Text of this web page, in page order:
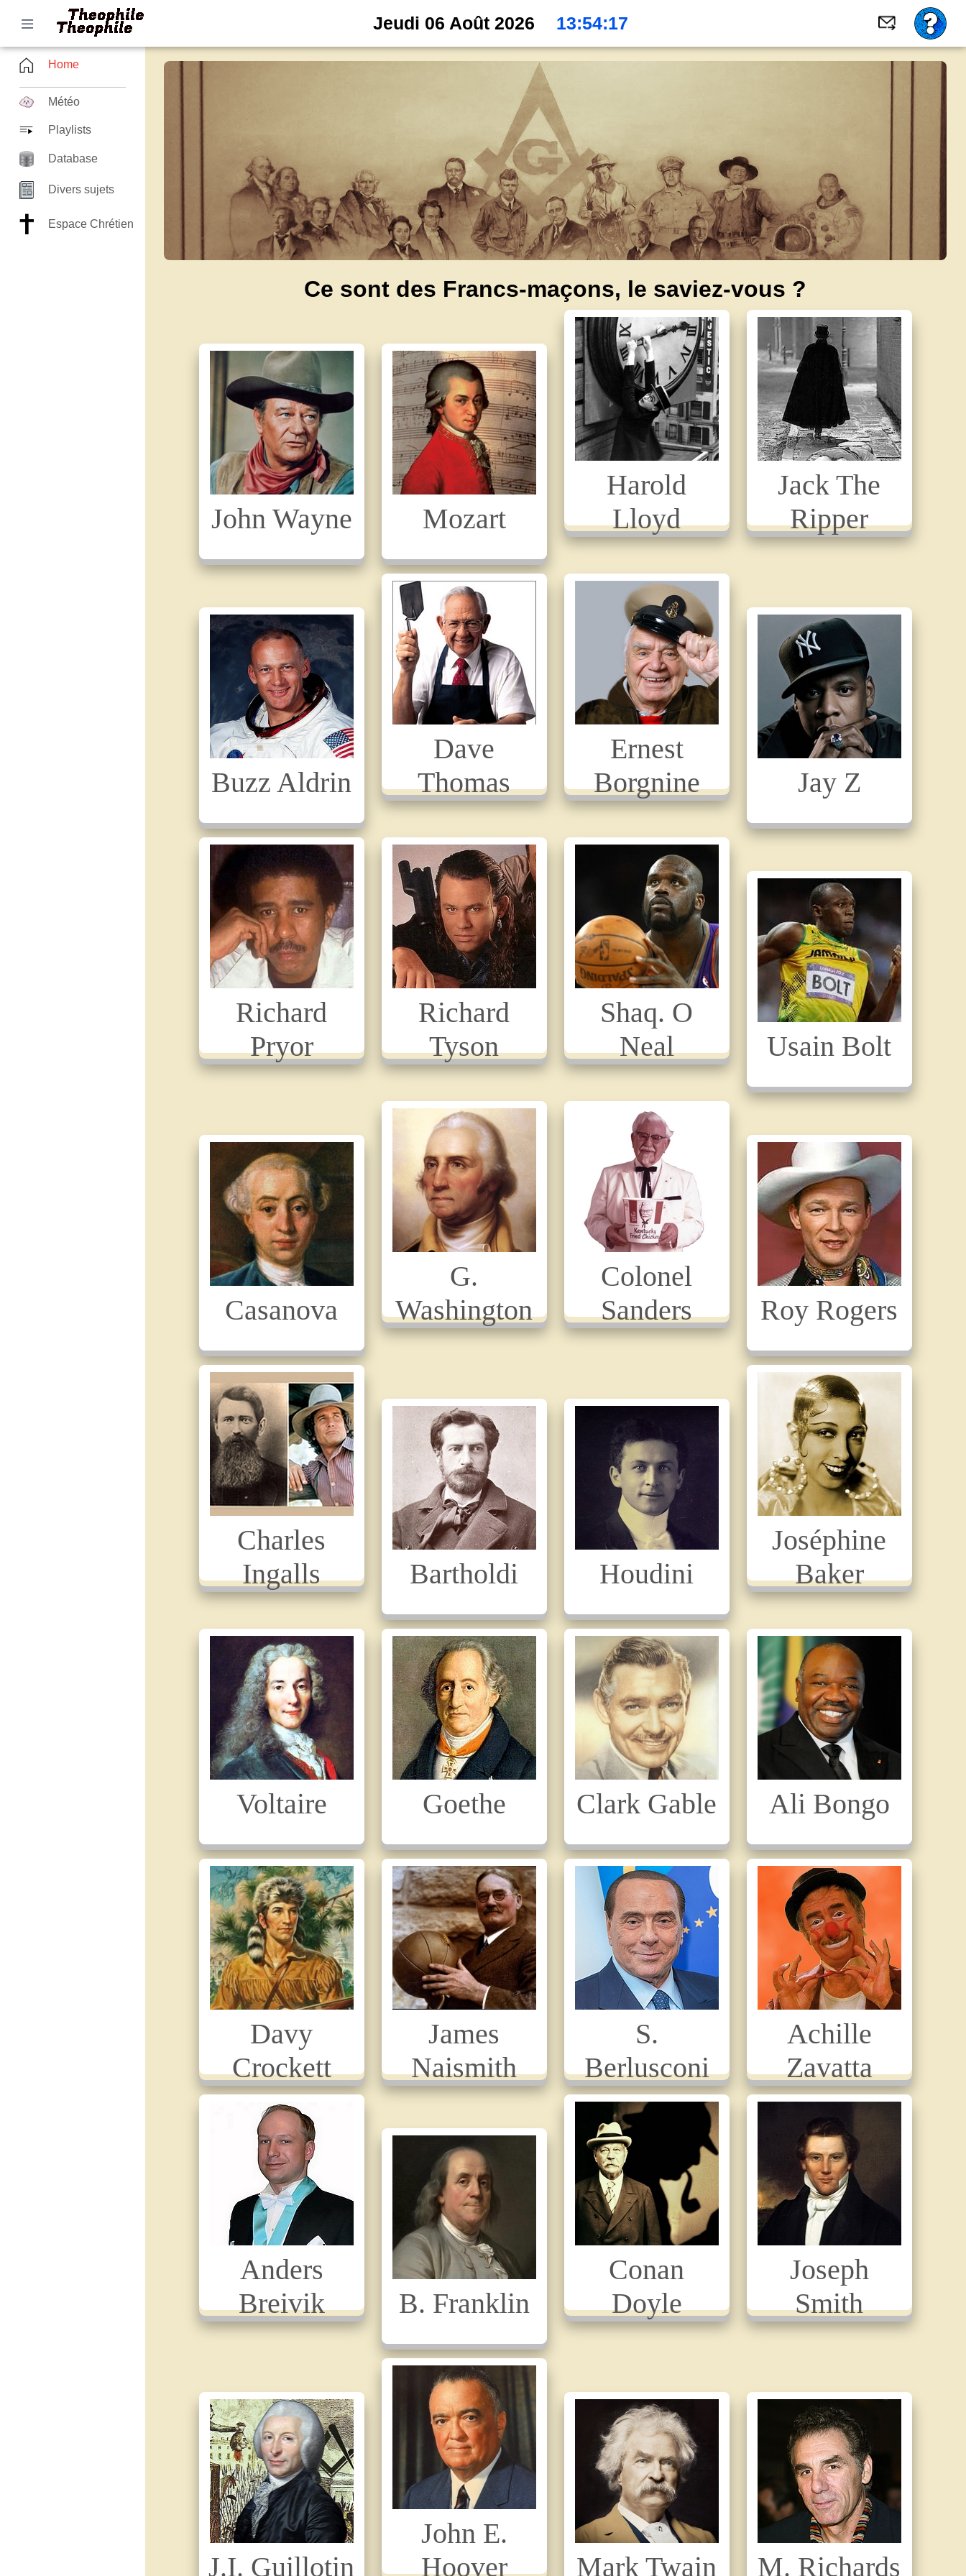
Jeudi 06 Août 2026 13:54:19
Home
Météo
Playlists
Database
Divers sujets
Espace Chrétien
Ce sont des Francs-maçons, le saviez-vous ?
John Wayne Mozart
Harold
Lloyd
Jack The
Ripper
Buzz Aldrin
Dave
Thomas
Ernest
Borgnine
Jay Z
Richard
Pryor
Richard
Tyson
Shaq. O
Neal
Usain Bolt
Casanova
G.
Washington
Colonel
Sanders
Roy Rogers
Charles
Ingalls
Bartholdi Houdini
Joséphine
Baker
Voltaire Goethe Clark Gable Ali Bongo
Davy
Crockett
James
Naismith
S.
Berlusconi
Achille
Zavatta
Anders
Breivik
B. Franklin
Conan
Doyle
Joseph
Smith
J.I. Guillotin
John E.
Hoover
Mark Twain M. Richards